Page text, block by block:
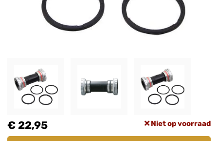
€ 22,95 Niet op voorraad